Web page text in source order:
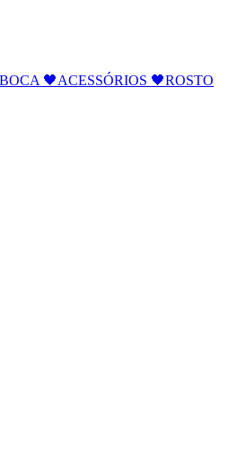
BOCA 🖤ACESSÓRIOS 🖤ROSTO